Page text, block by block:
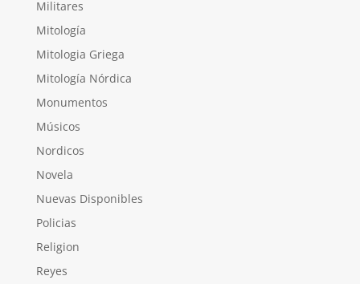
Militares
Mitología
Mitologia Griega
Mitología Nórdica
Monumentos
Músicos
Nordicos
Novela
Nuevas Disponibles
Policias
Religion
Reyes